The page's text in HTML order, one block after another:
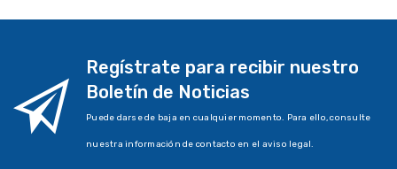
Regístrate para recibir nuestro
Boletín de Noticias
Puede darse de baja en cualquier momento. Para ello, consulte
nuestra información de contacto en el aviso legal.